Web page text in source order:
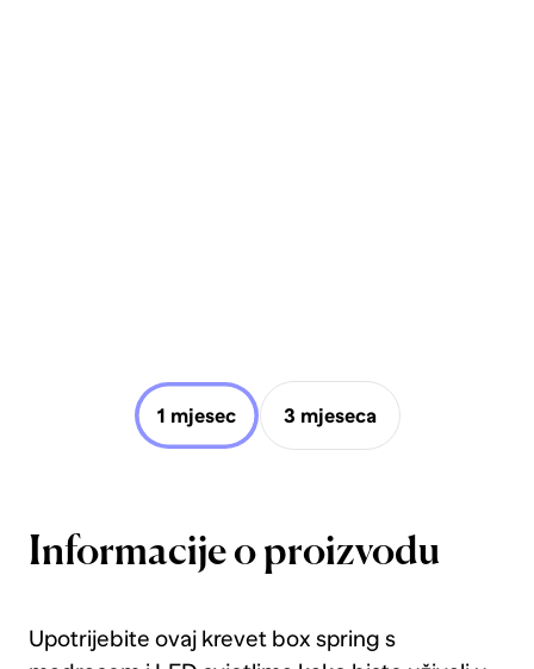
1 mjesec 3 mjeseca
Informacije o proizvodu
Upotrijebite ovaj krevet box spring s